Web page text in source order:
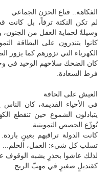
الفكاهة.. قناع الحزن الجماعي
لم تكن النكتة ترفاً، بل كانت
وسيلةً لحماية العقل من الجنون،
كانوا يتندرون على البطاقة
الكهرباء التي تزورهم كما يزور
كان الضحك سلاحهم الوحيد في
فرط السعادة.
العيش على الحافة
في الأحياء القديمة، كان
يتبادلون الشموع حين تنقطع
تُوزّع الحصص التموينية.
كانت الدولة تراقبهم بعينٍ
تسلب كل شيء: العمل، الحلم...
لذلك عاشوا بحذرٍ يشبه الوقوف
كقنديلٍ صغيرٍ في مهبّ الريح.